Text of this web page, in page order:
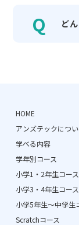
ど
HOME
アンズテックにつ
学べる内容
学年別コース
小学1・2年生コース
小学3・4年生コース
小学5年生〜中学生
Scratchコース